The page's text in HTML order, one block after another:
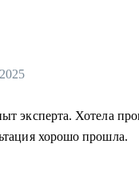
эксперта. Хотела
хорошо прошла.